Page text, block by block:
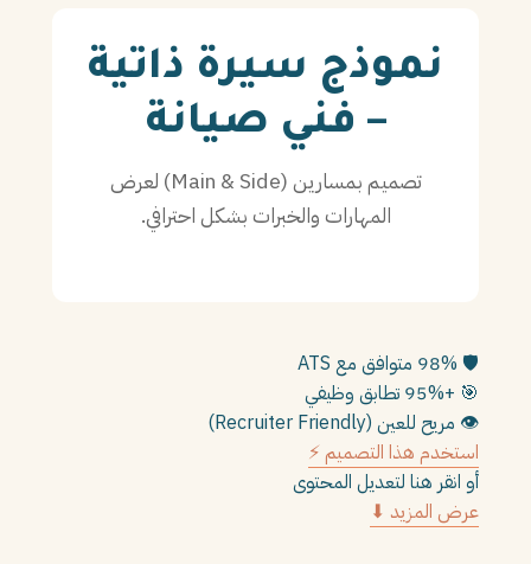
ES
IN
نموذج سيرة ذاتية
– فني صيانة
تصميم بمسارين (Main & Side) لعرض
المهارات والخبرات بشكل احترافي.
🛡️
🎯 +95% تطابق وظيفي
👁️ مريح للعين (Recruiter Friendly)
استخدم هذا التصميم ⚡
أو انقر هنا لتعديل المحتوى
عرض المزيد ⬇